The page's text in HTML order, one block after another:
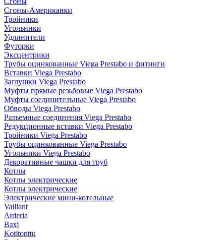
Сгоны-Американки
Тройники
Угольники
Удлинители
Футорки
Эксцентрики
Трубы оцинкованные Viega Prestabo и фитинги
Вставки Viega Prestabo
Заглушки Viega Prestabo
Муфты прямые резьбовые Viega Prestabo
Муфты соединительные Viega Prestabo
Обводы Viega Prestabo
Разъемные соединения Viega Prestabo
Редукционные вставки Viega Prestabo
Тройники Viega Prestabo
Трубы оцинкованные Viega Prestabo
Угольники Viega Prestabo
Декоративные чашки для труб
Котлы
Котлы электрические
Котлы электрические
Электрические мини-котельные
Vaillant
Arderia
Baxi
Kotitonttu